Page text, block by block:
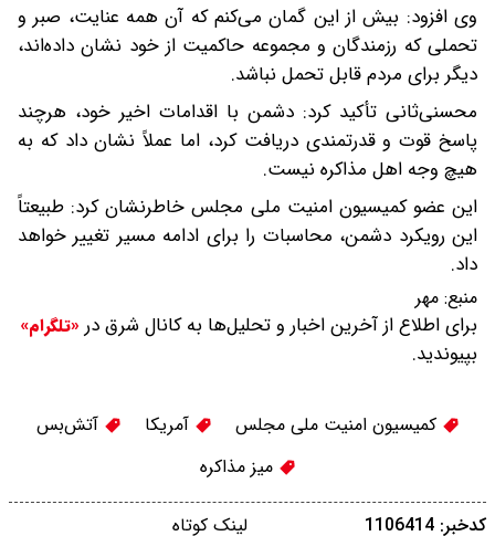
وی افزود: بیش از این گمان می‌کنم که آن همه عنایت، صبر و
تحملی که رزمندگان و مجموعه حاکمیت از خود نشان داده‌اند،
دیگر برای مردم قابل تحمل نباشد.
محسنی‌ثانی تأکید کرد: دشمن با اقدامات اخیر خود، هرچند
پاسخ قوت و قدرتمندی دریافت کرد، اما عملاً نشان داد که به
هیچ وجه اهل مذاکره نیست.
این عضو کمیسیون امنیت ملی مجلس خاطرنشان کرد: طبیعتاً
این رویکرد دشمن، محاسبات را برای ادامه مسیر تغییر خواهد
داد.
منبع: مهر
برای اطلاع از آخرین اخبار و تحلیل‌ها به کانال شرق در «تلگرام»
بپیوندید.
کمیسیون امنیت ملی مجلس آمریکا
آتش‌بس
میز مذاکره
لینک کوتاه کدخبر: 1106414